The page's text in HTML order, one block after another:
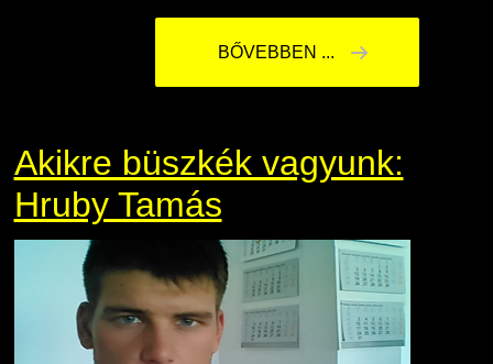
BŐVEBBEN ...
Akikre büszkék vagyunk:
Hruby Tamás